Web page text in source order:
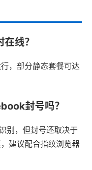
线？
，部分静态套餐可达
封号吗？
别，但封号还取决于
建议配合指纹浏览器